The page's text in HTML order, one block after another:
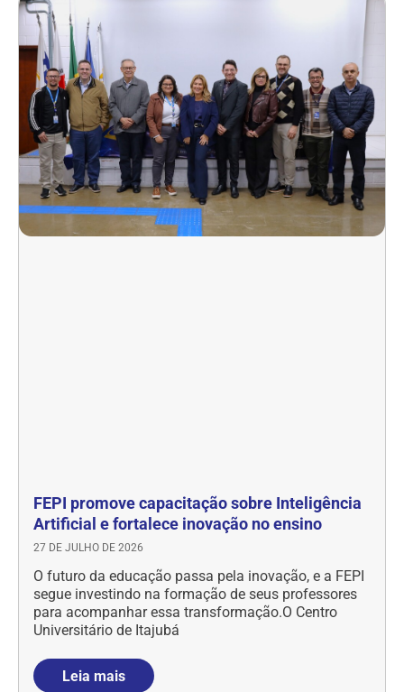
FEPI promove capacitação sobre Inteligência
Artificial e fortalece inovação no ensino
27 DE JULHO DE 2026
O futuro da educação passa pela inovação, e a FEPI
segue investindo na formação de seus professores
para acompanhar essa transformação.O Centro
Universitário de Itajubá
Leia mais